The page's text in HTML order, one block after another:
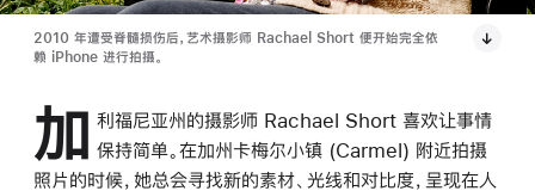
2010 年遭受脊髓损伤后，艺术摄影师 Rachael Short 便开始完全依
赖 iPhone 进行拍摄。
加 利福尼亚州的摄影师 Rachael Short 喜欢让事情
保持简单。在加州卡梅尔小镇 (Carmel) 附近拍摄
照片的时候，她总会寻找新的素材、光线和对比度，呈现在人